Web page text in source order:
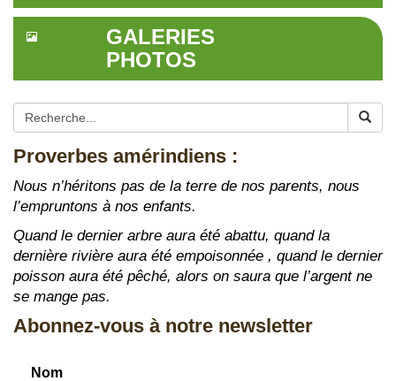
GALERIES
PHOTOS
Proverbes amérindiens :
Nous n’héritons pas de la terre de nos parents, nous
l’empruntons à nos enfants.
Quand le dernier arbre aura été abattu, quand la
dernière rivière aura été empoisonnée , quand le dernier
poisson aura été pêché, alors on saura que l’argent ne
se mange pas.
Abonnez-vous à notre newsletter
Nom